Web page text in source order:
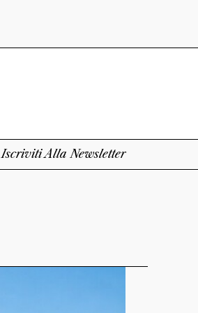
Iscriviti Alla Newsletter